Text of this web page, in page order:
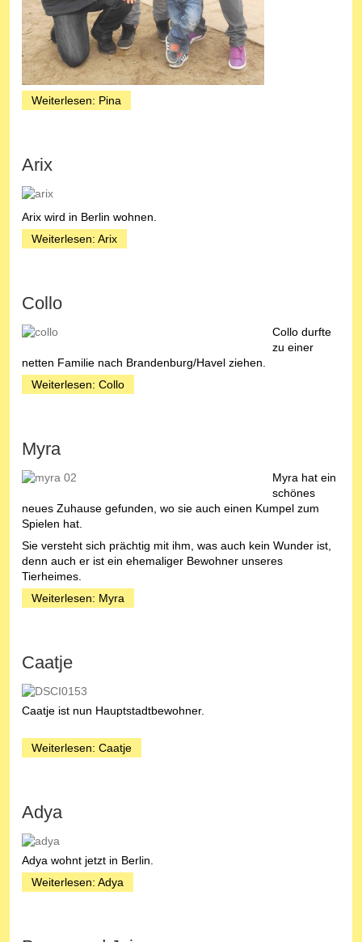
Weiterlesen: Pina
Arix
Arix wird in Berlin wohnen.
Weiterlesen: Arix
Collo
Collo durfte
zu einer
netten Familie nach Brandenburg/Havel ziehen.
Weiterlesen: Collo
Myra
Myra hat ein
schönes
neues Zuhause gefunden, wo sie auch einen Kumpel zum
Spielen hat.
Sie versteht sich prächtig mit ihm, was auch kein Wunder ist,
denn auch er ist ein ehemaliger Bewohner unseres
Tierheimes.
Weiterlesen: Myra
Caatje
Caatje ist nun Hauptstadtbewohner.
Weiterlesen: Caatje
Adya
Adya wohnt jetzt in Berlin.
Weiterlesen: Adya